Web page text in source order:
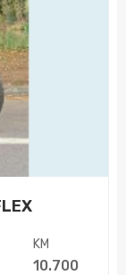
KM
10.700